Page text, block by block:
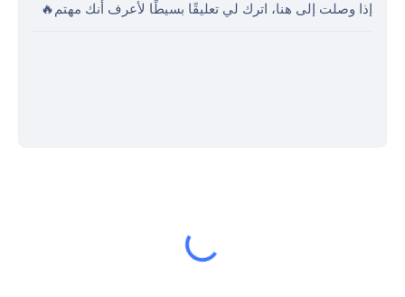
إذا وصلت إلى هنا، اترك لي تعليقًا بسيطًا لأعرف أنك مهتم🔥